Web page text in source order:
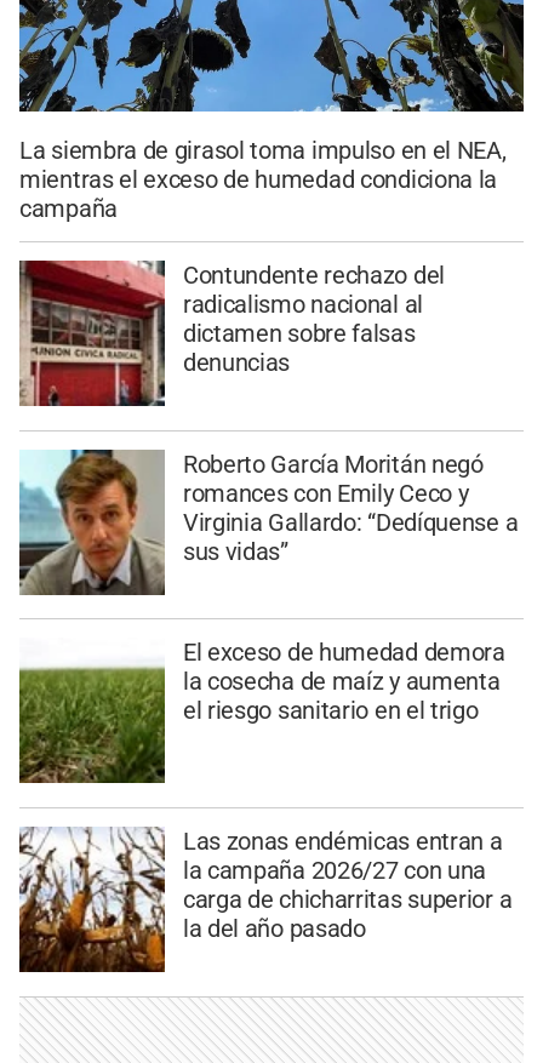
La siembra de girasol toma impulso en el NEA,
mientras el exceso de humedad condiciona la
campaña
Contundente rechazo del
radicalismo nacional al
dictamen sobre falsas
denuncias
Roberto García Moritán negó
romances con Emily Ceco y
Virginia Gallardo: “Dedíquense a
sus vidas”
El exceso de humedad demora
la cosecha de maíz y aumenta
el riesgo sanitario en el trigo
Las zonas endémicas entran a
la campaña 2026/27 con una
carga de chicharritas superior a
la del año pasado